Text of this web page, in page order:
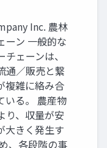
Inc. 農林
ーン 一般的な
ェーンは、
／販売と繋
複雑に絡み合
いる。 農産物
り、収量が安
大きく発生す
、各段階の事